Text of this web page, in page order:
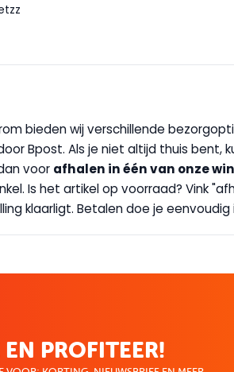
bieden wij verschillende
Bpost. Als je niet altijd thuis bent,
voor afhalen in één van onze
Is het artikel op voorraad? Vink
klaarligt. Betalen doe je eenvoudig
PROFITEER!